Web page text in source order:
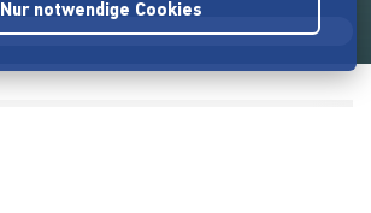
Nur notwendige Cookies